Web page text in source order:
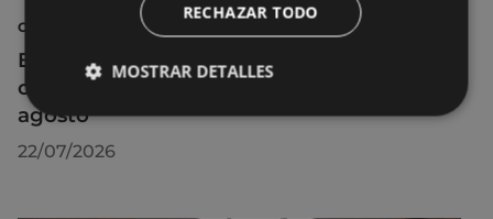
CINE AL AIRE LIBRE
El cine al aire libre regresa a Untzaga con
cuatro proyecciones durante el mes de
agosto
22/07/2026
RECHAZAR TODO
MOSTRAR DETALLES